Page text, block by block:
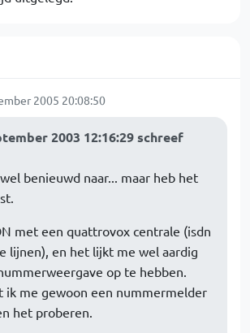
2005 20:08:50
2003 12:16:29 schreef
benieuwd naar... maar heb het
met een quattrovox centrale (isdn
lijnen), en het lijkt me wel aardig
op te hebben.
ik me gewoon een nummermelder
het proberen.